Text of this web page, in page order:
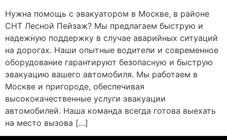
Нужна помощь с эвакуатором в Москве, в районе
СНТ Лесной Пейзаж? Мы предлагаем быструю и
надежную поддержку в случае аварийных ситуаций
на дорогах. Наши опытные водители и современное
оборудование гарантируют безопасную и быструю
эвакуацию вашего автомобиля. Мы работаем в
Москве и пригороде, обеспечивая
высококачественные услуги эвакуации
автомобилей. Наша команда всегда готова выехать
на место вызова […]